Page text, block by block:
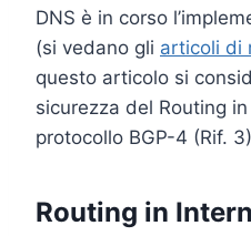
DNS è in corso
(si vedano gli articoli di
questo articolo si
sicurezza del Routing
protocollo BGP-4 (Rif.
Routing in